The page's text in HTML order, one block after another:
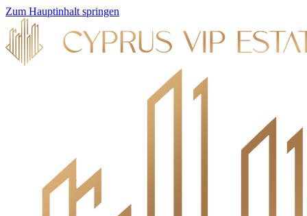
Zum Hauptinhalt springen